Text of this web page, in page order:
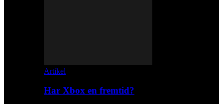
Artikel
Har Xbox en fremtid?